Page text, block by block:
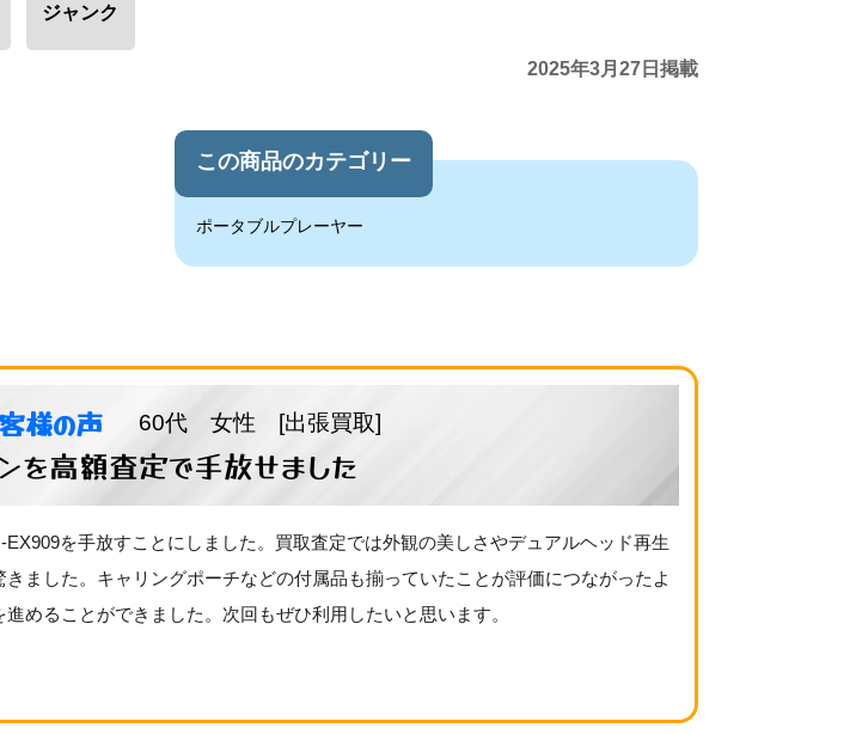
2025年3月27日掲載
この商品のカテゴリー
ポータブルプレーヤー
ジャンク
様の声 60代 女性 [出張買取]
を高額査定で手放せました
を手放すことにしました。買取査定では外観の美しさやデュアルヘッド再生
ました。キャリングポーチなどの付属品も揃っていたことが評価につながったよ
めることができました。次回もぜひ利用したいと思います。